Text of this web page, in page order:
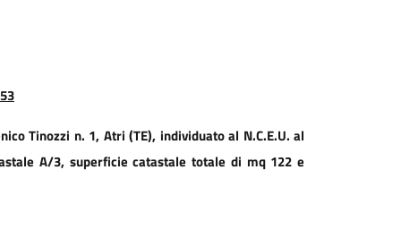
Tinozzi n. 1, Atri (TE), individuato al N.C.E.U. al
A/3, superficie catastale totale di mq 122 e